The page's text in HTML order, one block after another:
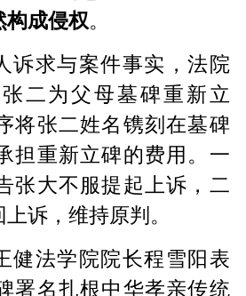
构成侵权。
诉求与案件事实，法院
二为父母墓碑重新立
将张二姓名镌刻在墓碑
担重新立碑的费用。一
张大不服提起上诉，二
诉，维持原判。
健法学院院长程雪阳表
署名扎根中华孝亲传统